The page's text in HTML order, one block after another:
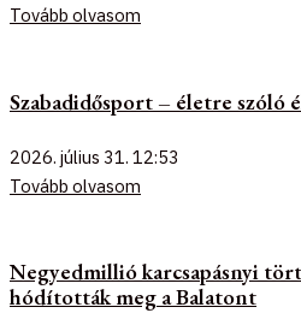
Tovább olvasom
Szabadidősport – életre szóló
2026. július 31. 12:53
Tovább olvasom
Negyedmillió karcsapásnyi
hódították meg a Balatont